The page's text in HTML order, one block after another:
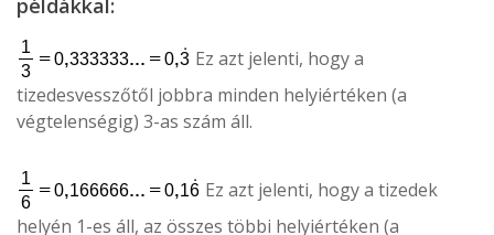
Ez azt jelenti, hogy a
tizedesvesszőtől jobbra minden helyiértéken (a
végtelenségig) 3-as szám áll.
Ez azt jelenti, hogy a tizedek
helyén 1-es áll, az összes többi helyiértéken (a